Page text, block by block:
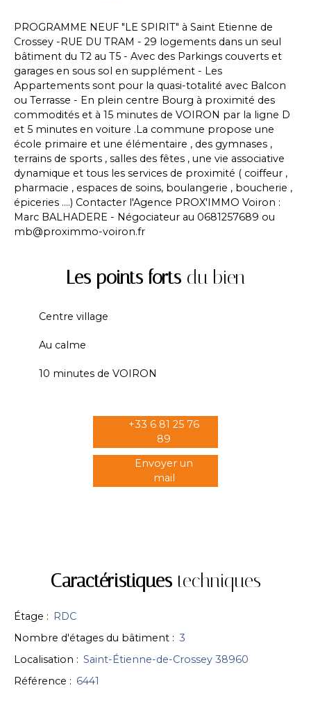
PROGRAMME NEUF "LE SPIRIT" à Saint Etienne de
Crossey -RUE DU TRAM - 29 logements dans un seul
bâtiment du T2 au T5 - Avec des Parkings couverts et
garages en sous sol en supplément - Les
Appartements sont pour la quasi-totalité avec Balcon
ou Terrasse - En plein centre Bourg à proximité des
commodités et à 15 minutes de VOIRON par la ligne D
et 5 minutes en voiture .La commune propose une
école primaire et une élémentaire , des gymnases ,
terrains de sports , salles des fêtes , une vie associative
dynamique et tous les services de proximité ( coiffeur ,
pharmacie , espaces de soins, boulangerie , boucherie ,
épiceries ....) Contacter l'Agence PROX'IMMO Voiron :
Marc BALHADERE - Négociateur au 0681257689 ou
mb@proximmo-voiron.fr
Les points forts du bien
Centre village
Au calme
10 minutes de VOIRON
+33 6 81 25 76
89
Envoyer un
mail
Caractéristiquestechniques
Étage : RDC
Nombre d'étages du bâtiment : 3
Localisation : Saint-Étienne-de-Crossey 38960
Référence : 6441